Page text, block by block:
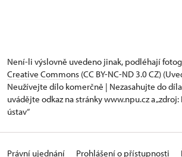
Není-li výslovně uvedeno jinak, podléhají
Creative Commons (CC BY-NC-ND 3.0 CZ)
Neužívejte dílo komerčně | Nezasahujte do
uvádějte odkaz na stránky www.npu.cz a
ústav“
Právní ujednání Prohlášení o přístupnosti